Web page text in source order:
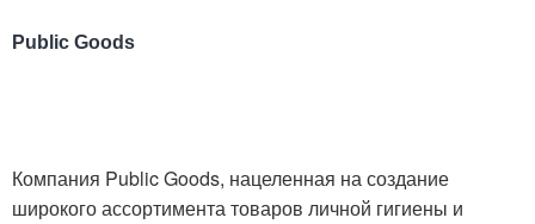
Public Goods
Компания Public Goods, нацеленная на создание
широкого ассортимента товаров личной гигиены и